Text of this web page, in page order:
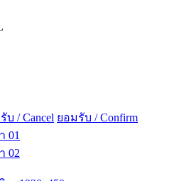
บ / Cancel ยอมรับ / Confirm